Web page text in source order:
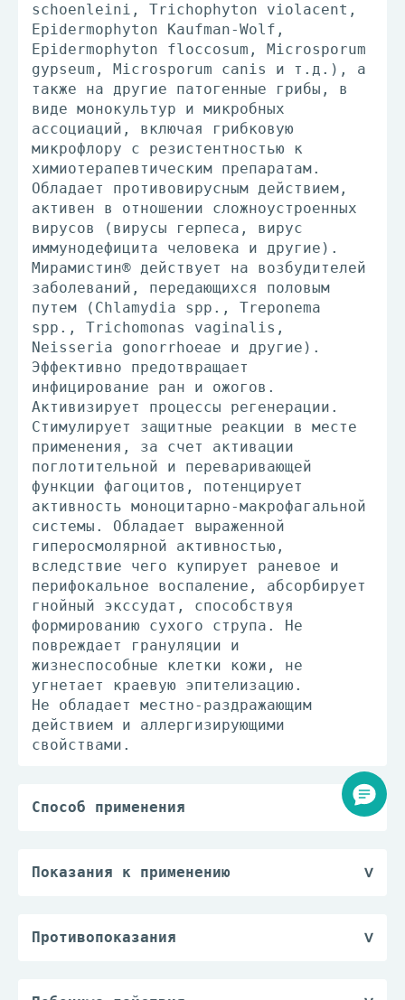
schoenleini, Trichophyton violacent,
Epidermophyton Kaufman-Wolf,
Epidermophyton floccosum, Microsporum
gypseum, Microsporum canis и т.д.), а
также на другие патогенные грибы, в
виде монокультур и микробных
ассоциаций, включая грибковую
микрофлору с резистентностью к
химиотерапевтическим препаратам.
Обладает противовирусным действием,
активен в отношении сложноустроенных
вирусов (вирусы герпеса, вирус
иммунодефицита человека и другие).
Мирамистин® действует на возбудителей
заболеваний, передающихся половым
путем (Chlamydia spp., Treponema
spp., Trichomonas vaginalis,
Neisseria gonorrhoeae и другие).
Эффективно предотвращает
инфицирование ран и ожогов.
Активизирует процессы регенерации.
Стимулирует защитные реакции в месте
применения, за счет активации
поглотительной и переваривающей
функции фагоцитов, потенцирует
активность моноцитарно-макрофагальной
системы. Обладает выраженной
гиперосмолярной активностью,
вследствие чего купирует раневое и
перифокальное воспаление, абсорбирует
гнойный экссудат, способствуя
формированию сухого струпа. Не
повреждает грануляции и
жизнеспособные клетки кожи, не
угнетает краевую эпителизацию.
Не обладает местно-раздражающим
действием и аллергизирующими
свойствами.
Способ применения
освобождают от контурной упаковки.
сутки с интервалом 24 часа в течение
Показания к применению
вульвовагинита, бактериального
инфекций.
Противопоказания